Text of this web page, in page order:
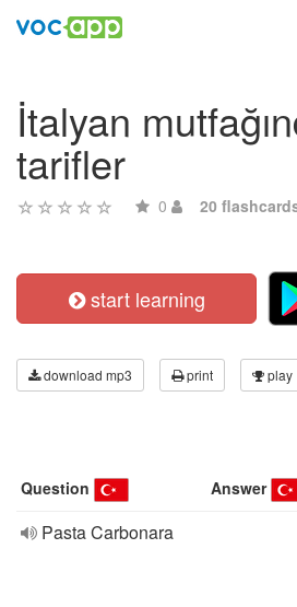
İtalyan
tarifler
0 20
start learning
download mp3 print play
Question Answer
Pasta Carbonara